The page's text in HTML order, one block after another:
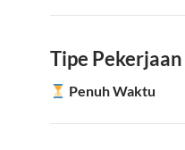
Tipe Pekerjaan
Penuh Waktu